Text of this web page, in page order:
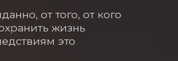
от того, от кого
жизнь
это